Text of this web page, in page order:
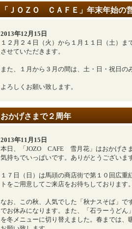
「ＪＯＺＯ ＣＡＦＥ」年末年始の
2013年12月15日
１２月２４日（火）から１月１１日（土）
させていただきます。
また、１月から３月の間は、土・日・祝日の
よろしくお願い致します。
おかげさまで２周年
2013年11月15日
本日、「JOZO CAFE 雪月花」はおかげさ
気持ちでいっぱいです。ありがとうございま
１７日（日）は馬頭の商店街で第１０回広
トをご用意してご来店をお待ちしております。
なお、この秋、人気でした「秋ナスそば」で
でお休みになります。また、「石ラーうど
を冬メニューに切り替えました。春までは、